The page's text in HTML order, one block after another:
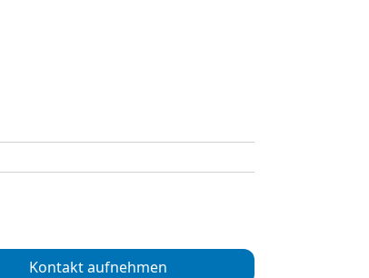
Kontakt aufnehmen